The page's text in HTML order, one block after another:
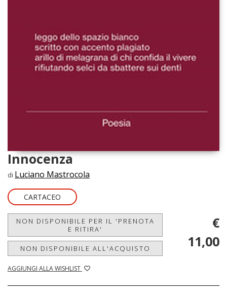
Innocenza
di Luciano Mastrocola
CARTACEO
NON DISPONIBILE PER IL 'PRENOTA
E RITIRA'
NON DISPONIBILE ALL'ACQUISTO
AGGIUNGI ALLA WISHLIST
€
11,00